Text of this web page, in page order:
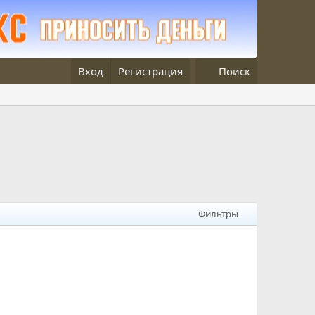
Вход Регистрация Поиск
Фильтры